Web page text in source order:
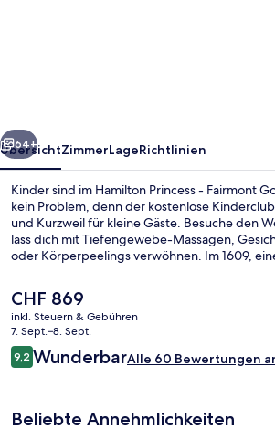
Weiter
64+
ÜbersichtZimmerLageRichtlinien
Kinder sind im Hamilton Princess - Fairmont
kein Problem, denn der kostenlose
und Kurzweil für kleine Gäste. Besuche den
lass dich mit Tiefengewebe-Massagen,
oder Körperpeelings verwöhnen. Im 1609,
bietet dieses Hotel im luxuriösen Stil 2
und einen Whirlpool.
Der
aktuelle
Preis
beträgt
CHF 869.
CHF 869
inkl. Steuern & Gebühren
7. Sept.–8. Sept.
Bewertungen
9,29,2 von 10.
WunderbarAlle 60 Bewertungen
Beliebte Annehmlichkeiten